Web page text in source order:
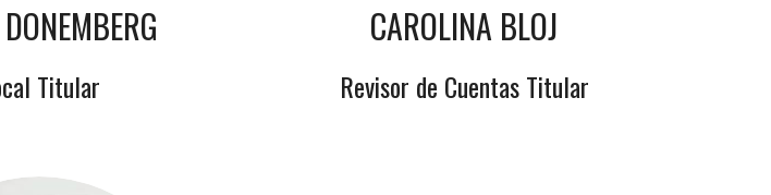
Titular
CAROLINA BLOJ
Revisor de Cuentas Titular